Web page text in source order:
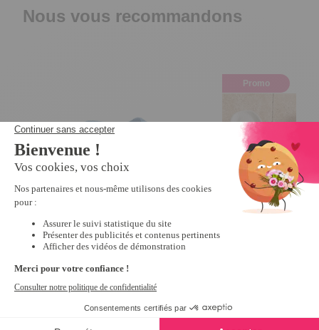
Nous vous recommandons
Mules croisées éponge Bleu - taille
39
24,99 €
Promo